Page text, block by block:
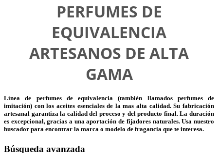
PERFUMES DE
EQUIVALENCIA
ARTESANOS DE ALTA
GAMA
Línea de perfumes de equivalencia (también llamados perfumes de
imitación) con los aceites esenciales de la mas alta calidad. Su fabricación
artesanal garantiza la calidad del proceso y del producto final. La duración
es excepcional, gracias a una aportación de fijadores naturales. Usa nuestro
buscador para encontrar la marca o modelo de fragancia que te interesa.
Búsqueda avanzada